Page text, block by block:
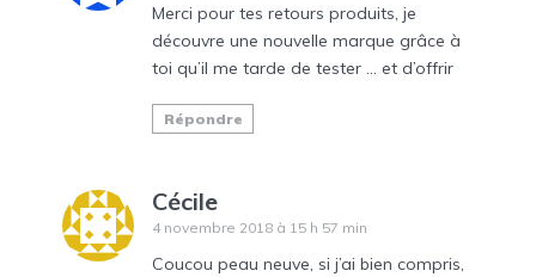
Merci pour tes retours produits, je
découvre une nouvelle marque grâce à
toi qu’il me tarde de tester … et d’offrir
Répondre
Cécile
4 novembre 2018 à 15 h 57 min
Coucou peau neuve, si j’ai bien compris,